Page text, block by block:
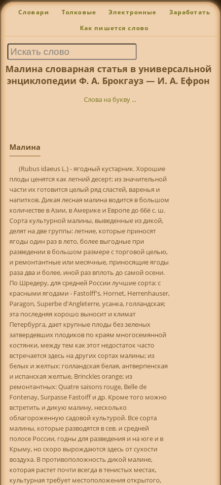
Словари Толковые Электронные Заработать
Как пишется слово
Малина словарная статья в универсальной
энциклопедии Ф. А. Брокгауз — И. А. Ефрон
Слова на букву ...
Малина
(Rubus idaeus L.) - ягодный кустарник. Хорошие
плоды ценятся как летний десерт; из значительной
части их готовится целый ряд сластей, варенья и
напитков. Дикая лесная малина водится в большом
количестве в Азии, в Америке и Европе до 66ё с. ш.
Сорта культурной малины, выведенные из дикой,
делят на две группы: летние, которые приносят
ягоды один раз в лето, более выгодные при
разведении в большом размере с торговой целью,
и ремонтантные или месячные, приносящие ягоды
раза два и более, иной раз вплоть до самой осени.
По Шредеру, для средней России лучшие сорта: с
красными ягодами - Fastolff's, Hornet, Herrenhauser,
Paragon, Superbe d'Angleterre, усанка, голландская;
эта последняя хорошо выносит и климат
Петербурга, дает крупные плоды без зеленых
затвердевших плодиков по краям многосемянной
костянки, между тем как этот недостаток часто
встречается здесь на других сортах малины; из
белых и желтых: голландская белая, антверпенская
и испанская желтые, Brinckles orange; из
ремонтантных: Quatre saisons rouge, Belle de
Fontenay, Surpasse Fastoiff и др. Кроме того можно
встретить и дикую малину, несколько
облагороженную садовой культурой. Все сорта
малины, которые разводятся в сев. и средней
полосе Poccии, годны для разведения и на юге и в
Крыму, но скоро вырождаются здесь от сухости
воздуха. В противоположность дикой малине,
которая растет почти всегда в тенистых местах,
культурная требует местоположения открытого,